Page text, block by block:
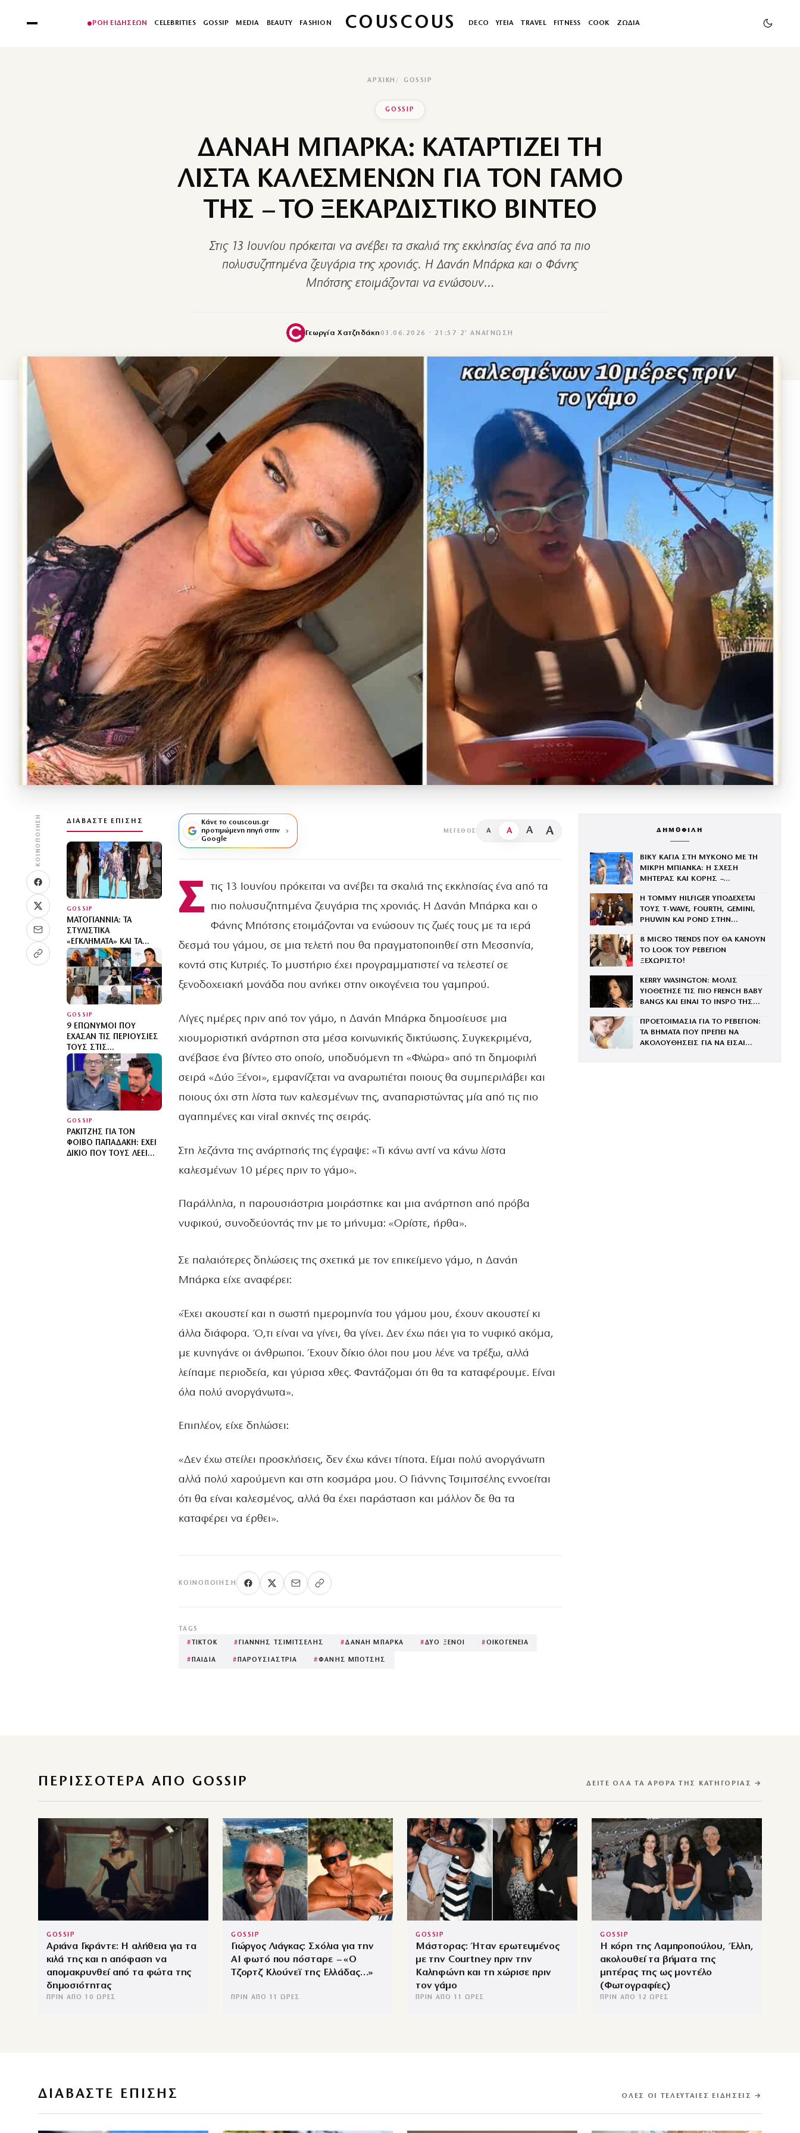
ΡΟΗ ΕΙΔΗΣΕΩΝ CELEBRITIES GOSSIP MEDIA BEAUTY FASHION COUSCOUS DECO ΥΓΕΙΑ TRAVEL FITNESS COOK ΖΩΔΙΑ
ΑΡΧΙΚΉ GOSSIP
GOSSIP
ΔΑΝΑΗ ΜΠΑΡΚΑ: ΚΑΤΑΡΤΙΖΕΙ ΤΗ
ΛΙΣΤΑ ΚΑΛΕΣΜΕΝΩΝ ΓΙΑ ΤΟΝ ΓΑΜΟ
ΤΗΣ – ΤΟ ΞΕΚΑΡΔΙΣΤΙΚΟ ΒΙΝΤΕΟ
Στις 13 Ιουνίου πρόκειται να ανέβει τα σκαλιά της εκκλησίας ένα από τα πιο
πολυσυζητημένα ζευγάρια της χρονιάς. Η Δανάη Μπάρκα και ο Φάνης
Μπότσης ετοιμάζονται να ενώσουν…
Γεωργία Χατζηδάκη03.06.2026 · 21:57 · 2′ ΑΝΆΓΝΩΣΗ
ΚΟΙΝΟΠΟΊΗΣΗ ΔΙΑΒΆΣΤΕ ΕΠΊΣΗΣ
GOSSIP
ΜΑΤΟΓΙΆΝΝΙΑ: ΤΑ
ΣΤΥΛΙΣΤΙΚΆ
«ΕΓΚΛΉΜΑΤΑ» ΚΑΙ ΤΑ
ΣΎΝΟΛΑ ΠΟΥ ΜΑΣ
ΈΒΓΑΛΑΝ ΤΑ ΜΆΤΙΑ –
ΜΌΝΟ ΤΡΕΙΣ ΠΉΡΑΝ 10
GOSSIP
9 ΕΠΏΝΥΜΟΙ ΠΟΥ
ΈΧΑΣΑΝ ΤΙΣ ΠΕΡΙΟΥΣΊΕΣ
ΤΟΥΣ ΣΤΙΣ
ΚΑΤΑΣΤΡΟΦΙΚΈΣ
ΠΥΡΚΑΓΙΈΣ: ΠΟΙΟΙ
ΈΜΕΙΝΑΝ ΧΩΡΊΣ ΣΠΊΤΙΑ
GOSSIP
ΡΑΚΙΤΖΉΣ ΓΙΑ ΤΟΝ
ΦΟΊΒΟ ΠΑΠΑΔΆΚΗ: ΈΧΕΙ
ΔΊΚΙΟ ΠΟΥ ΤΟΥΣ ΛΈΕΙ
Κάνε το couscous.gr
προτιμώμενη πηγή στην
Google
ΜΈΓΕΘΟΣ A A A A
Σ τις 13 Ιουνίου πρόκειται να ανέβει τα σκαλιά της εκκλησίας ένα από τα
πιο πολυσυζητημένα ζευγάρια της χρονιάς. Η Δανάη Μπάρκα και ο
Φάνης Μπότσης ετοιμάζονται να ενώσουν τις ζωές τους με τα ιερά
δεσμά του γάμου, σε μια τελετή που θα πραγματοποιηθεί στη Μεσσηνία,
κοντά στις Κυτριές. Το μυστήριο έχει προγραμματιστεί να τελεστεί σε
ξενοδοχειακή μονάδα που ανήκει στην οικογένεια του γαμπρού.
Λίγες ημέρες πριν από τον γάμο, η Δανάη Μπάρκα δημοσίευσε μια
χιουμοριστική ανάρτηση στα μέσα κοινωνικής δικτύωσης. Συγκεκριμένα,
ανέβασε ένα βίντεο στο οποίο, υποδυόμενη τη «Φλώρα» από τη δημοφιλή
σειρά «Δύο Ξένοι», εμφανίζεται να αναρωτιέται ποιους θα συμπεριλάβει και
ποιους όχι στη λίστα των καλεσμένων της, αναπαριστώντας μία από τις πιο
αγαπημένες και viral σκηνές της σειράς.
Στη λεζάντα της ανάρτησής της έγραψε: «Τι κάνω αντί να κάνω λίστα
καλεσμένων 10 μέρες πριν το γάμο».
Παράλληλα, η παρουσιάστρια μοιράστηκε και μια ανάρτηση από πρόβα
νυφικού, συνοδεύοντάς την με το μήνυμα: «Ορίστε, ήρθα».
Σε παλαιότερες δηλώσεις της σχετικά με τον επικείμενο γάμο, η Δανάη
Μπάρκα είχε αναφέρει:
«Έχει ακουστεί και η σωστή ημερομηνία του γάμου μου, έχουν ακουστεί κι
άλλα διάφορα. Ό,τι είναι να γίνει, θα γίνει. Δεν έχω πάει για το νυφικό ακόμα,
με κυνηγάνε οι άνθρωποι. Έχουν δίκιο όλοι που μου λένε να τρέξω, αλλά
λείπαμε περιοδεία, και γύρισα χθες. Φαντάζομαι ότι θα τα καταφέρουμε. Είναι
όλα πολύ ανοργάνωτα».
Επιπλέον, είχε δηλώσει:
«Δεν έχω στείλει προσκλήσεις, δεν έχω κάνει τίποτα. Είμαι πολύ ανοργάνωτη
αλλά πολύ χαρούμενη και στη κοσμάρα μου. Ο Γιάννης Τσιμιτσέλης εννοείται
ότι θα είναι καλεσμένος, αλλά θα έχει παράσταση και μάλλον δε θα τα
καταφέρει να έρθει».
ΚΟΙΝΟΠΟΊΗΣΗ
TAGS
# TIKTOK # ΓΙΑΝΝΗΣ ΤΣΙΜΙΤΣΕΛΗΣ #ΔΑΝΑΗ ΜΠΑΡΚΑ #ΔΥΟ ΞΕΝΟΙ #ΟΙΚΟΓΕΝΕΙΑ
# ΠΑΙΔΙΑ # ΠΑΡΟΥΣΙΑΣΤΡΙΑ #ΦΑΝΗΣ ΜΠΟΤΣΗΣ
ΔΗΜΟΦΙΛΗ
ΒΙΚΥ ΚΑΓΙΑ ΣΤΗ ΜΥΚΟΝΟ ΜΕ ΤΗ
ΜΙΚΡΗ ΜΠΙΑΝΚΑ: Η ΣΧΕΣΗ
ΜΗΤΕΡΑΣ ΚΑΙ ΚΟΡΗΣ –
Η TOMMY HILFIGER ΥΠΟΔΕΧΕΤΑΙ
ΤΟΥΣ Τ-WAVE, FOURTH, GEMINI,
PHUWIN ΚΑΙ POND ΣΤΗΝ
8 MICRO TRENDS ΠΟΥ ΘΑ ΚΑΝΟΥΝ
ΤΟ LOOK ΤΟΥ ΡΕΒΕΓΙΟΝ
ΞΕΧΩΡΙΣΤΟ!
KERRY WASINGTON: ΜΟΛΙΣ
ΥΙΟΘΕΤΗΣΕ ΤΙΣ ΠΙΟ FRENCH BABY
BANGS ΚΑΙ ΕΙΝΑΙ ΤΟ INSPO ΤΗΣ
ΠΡΟΕΤΟΙΜΑΣΙΑ ΓΙΑ ΤΟ ΡΕΒΕΓΙΟΝ:
ΤΑ ΒΗΜΑΤΑ ΠΟΥ ΠΡΕΠΕΙ ΝΑ
ΑΚΟΛΟΥΘΗΣΕΙΣ ΓΙΑ ΝΑ ΕΙΣΑΙ
ΠΕΡΙΣΣΌΤΕΡΑ ΑΠΌ GOSSIP ΔΕΊΤΕ ΌΛΑ ΤΑ ΆΡΘΡΑ ΤΗΣ ΚΑΤΗΓΟΡΊΑΣ →
GOSSIP
Αριάνα Γκράντε: Η αλήθεια για τα
κιλά της και η απόφαση να
απομακρυνθεί από τα φώτα της
δημοσιότητας
ΠΡΙΝ ΑΠΌ 10 ΏΡΕΣ
GOSSIP
Γιώργος Λιάγκας: Σχόλια για την
ΑΙ φωτό που πόσταρε – «Ο
Τζορτζ Κλούνεϊ της Ελλάδας…»
ΠΡΙΝ ΑΠΌ 11 ΏΡΕΣ
GOSSIP
Μάστορας: Ήταν ερωτευμένος
με την Courtney πριν την
Καληφώνη και τη χώρισε πριν
τον γάμο
ΠΡΙΝ ΑΠΌ 11 ΏΡΕΣ
GOSSIP
Η κόρη της Λαμπροπούλου, Έλλη,
ακολουθεί τα βήματα της
μητέρας της ως μοντέλο
(Φωτογραφίες)
ΠΡΙΝ ΑΠΌ 12 ΏΡΕΣ
ΔΙΑΒΑΣΤΕ ΕΠΙΣΗΣ ΌΛΕΣ ΟΙ ΤΕΛΕΥΤΑΊΕΣ ΕΙΔΉΣΕΙΣ →